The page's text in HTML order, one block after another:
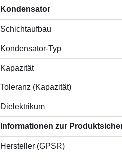
Kondensator
Schichtaufbau
Kondensator-Typ
Kapazität
Toleranz (Kapazität)
Dielektrikum
Informationen zur
Hersteller (GPSR)